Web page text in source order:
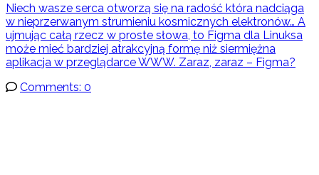
Niech wasze serca otworzą się na radość która nadciąga
w nieprzerwanym strumieniu kosmicznych elektronów… A
ujmując całą rzecz w proste słowa, to Figma dla Linuksa
może mieć bardziej atrakcyjną formę niż siermiężna
aplikacja w przeglądarce WWW. Zaraz, zaraz – Figma?
Comments: 0